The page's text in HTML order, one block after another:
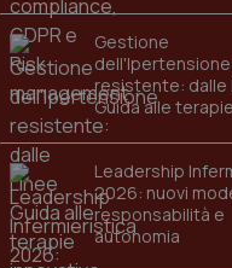
Gestione
dell'Ipertensione
resistente: dalle
Guida alle terapie
innovative
Leadership
2026: nuovi
responsabilità e
autonomia